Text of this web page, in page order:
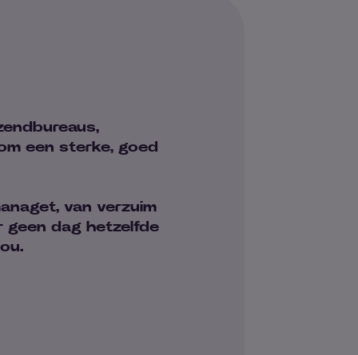
een sterke, goed
van verzuim
geen dag hetzelfde